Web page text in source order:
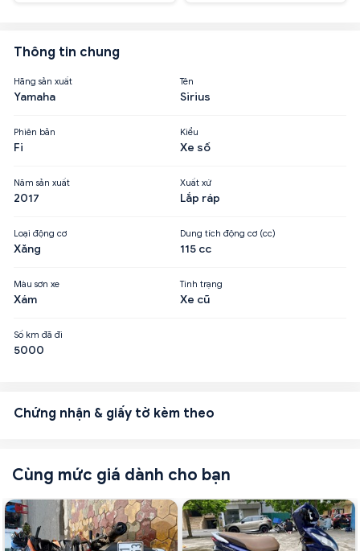
Thông tin chung
Hãng sản xuất
Yamaha
Tên
Sirius
Phiên bản
Fi
Kiểu
Xe số
Năm sản xuất
2017
Xuất xứ
Lắp ráp
Loại động cơ
Xăng
Dung tích động cơ (cc)
115 cc
Màu sơn xe
Xám
Tình trạng
Xe cũ
Số km đã đi
5000
Chứng nhận & giấy tờ kèm theo
Cùng mức giá dành cho bạn